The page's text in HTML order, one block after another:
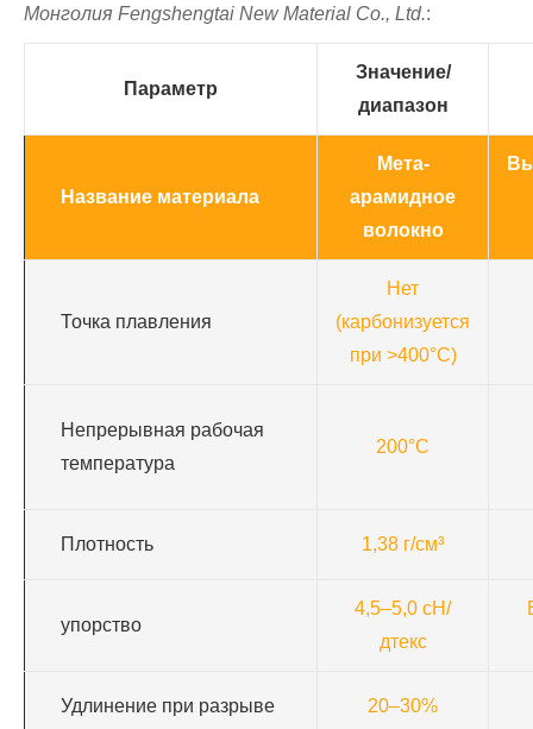
Монголия Fengshengtai New Material Co., Ltd.:
Параметр
Значение/
диапазон
Название материала
Мета-
арамидное
волокно
Точка плавления
Нет
(карбонизуется
при >400°C)
Непрерывная рабочая
температура
200°С
Плотность 1,38 г/см³
упорство
4,5–5,0 сН/
дтекс
Удлинение при разрыве 20–30%